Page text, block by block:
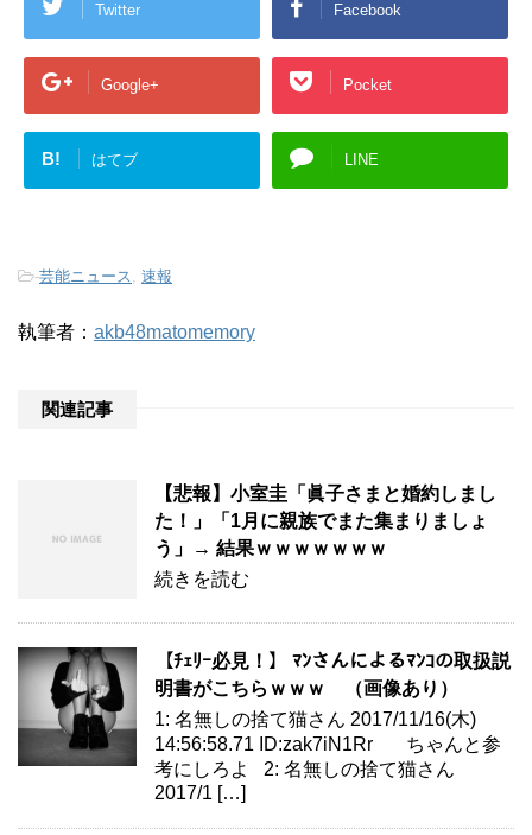
Twitter Facebook
Google+ Pocket
B! はてブ LINE
-芸能ニュース 速報
執筆者： akb48matomemory
関連記事
【悲報】小室圭「眞子さまと婚約しまし
た！」「1月に親族でまた集まりましょ
う」→ 結果ｗｗｗｗｗｗｗ
続きを読む
【ﾁｪﾘｰ必見！】 ﾏﾝさんによるﾏﾝｺの取扱説
明書がこちらｗｗｗ （画像あり）
1: 名無しの捨て猫さん 2017/11/16(木)
14:56:58.71 ID:zak7iN1Rr ちゃんと参
考にしろよ 2: 名無しの捨て猫さん
2017/1 […]